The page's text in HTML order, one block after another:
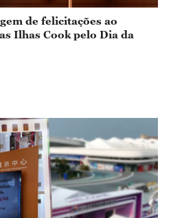
de felicitações ao
Ilhas Cook pelo Dia da